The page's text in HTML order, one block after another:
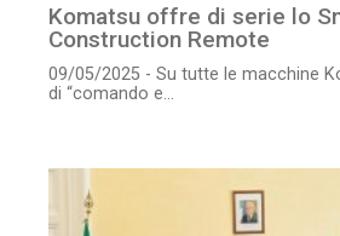
Komatsu offre di serie lo
Construction Remote
09/05/2025 - Su tutte le macchine
di “comando e...